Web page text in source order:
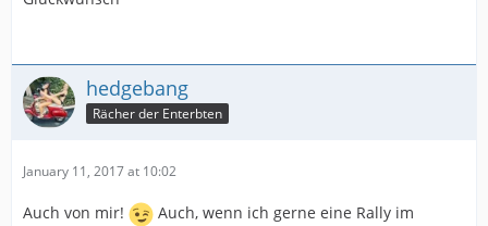
hedgebang
Rächer der Enterbten
January 11, 2017 at 10:02
Auch von mir!
Auch, wenn ich gerne eine Rally im